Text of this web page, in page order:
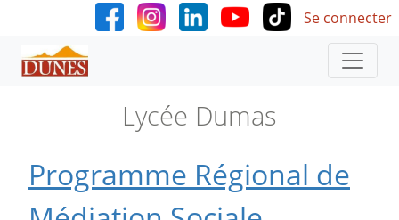
Aller au contenu principal User
Se connecter
Lycée Dumas
Programme Régional de